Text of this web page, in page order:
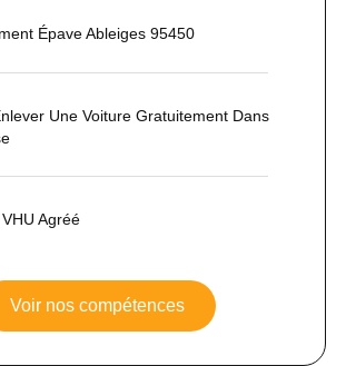
Épave Ableiges 95450
Une Voiture Gratuitement Dans
Agréé
Voir nos compétences